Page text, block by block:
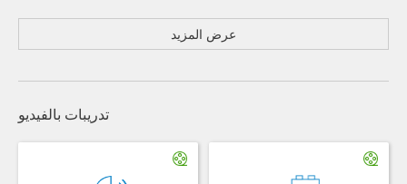
عرض المزيد
تدريبات بالفيديو